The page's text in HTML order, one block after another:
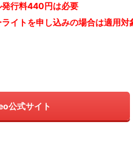
発行料440円は必要
イトを申し込みの場合は適用対
公式サイト